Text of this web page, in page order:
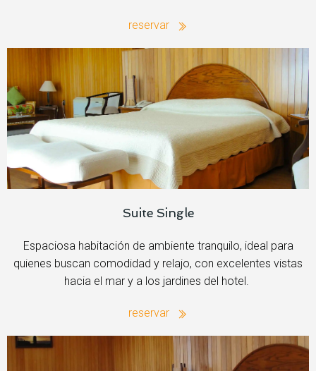
reservar
Suite Single
Espaciosa habitación de ambiente tranquilo, ideal para
quienes buscan comodidad y relajo, con excelentes vistas
hacia el mar y a los jardines del hotel.
reservar